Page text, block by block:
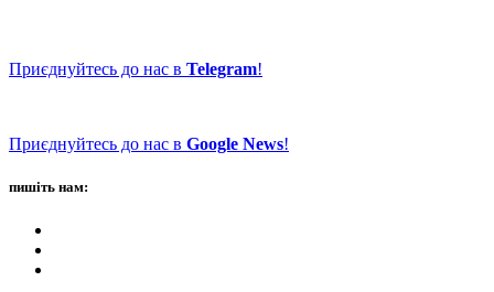
Приєднуйтесь до нас в Telegram!
Приєднуйтесь до нас в Google News!
пишіть нам: